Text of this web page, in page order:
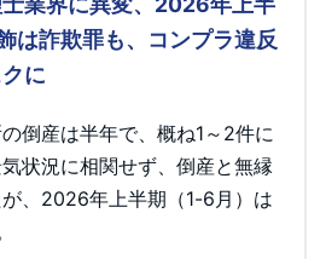
詐欺罪も、コンプラ違反
に
倒産は半年で、概ね1～2件に
状況に相関せず、倒産と無縁
、2026年上半期（1-6月）は